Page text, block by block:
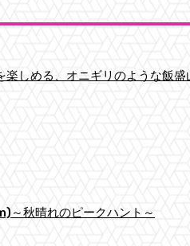
楽しめる、オニギリのような飯
～秋晴れのピークハント～